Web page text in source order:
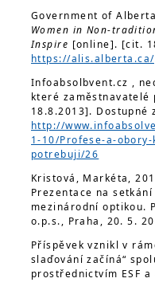
Government of
Women in Non-
Inspire [online]. [cit.
https://
Infoabsolbvent.cz ,
které
18.8.2013]. Dostupné
http://
1-10/Profese-a-
potrebuji/26
Kristová, Markéta,
Prezentace na
mezinárodní optikou.
o.p.s., Praha, 20. 5.
Příspěvek vznikl v
slaďování začíná“
prostřednictvím ESF